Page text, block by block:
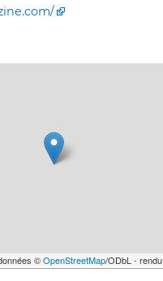
©OpenStreetMap/ODbL - rendu